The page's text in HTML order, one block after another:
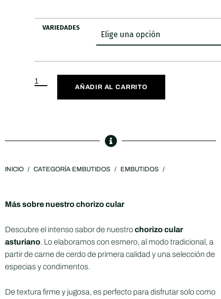
VARIEDADES
AÑADIR AL CARRITO
INICIO / CATEGORÍA EMBUTIDOS / EMBUTIDOS /
Más sobre nuestro chorizo cular
Descubre el intenso sabor de nuestro chorizo cular
asturiano. Lo elaboramos con esmero, al modo tradicional, a
partir de carne de cerdo de primera calidad y una selección de
especias y condimentos.
De textura firme y jugosa, es perfecto para disfrutar solo como